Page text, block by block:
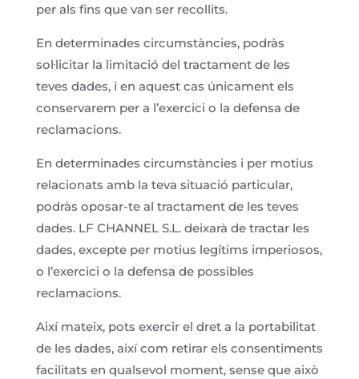
per als fins que van ser recollits.
En determinades circumstàncies, podràs
sol·licitar la limitació del tractament de les
teves dades, i en aquest cas únicament els
conservarem per a l’exercici o la defensa de
reclamacions.
En determinades circumstàncies i per motius
relacionats amb la teva situació particular,
podràs oposar-te al tractament de les teves
dades. LF CHANNEL S.L. deixarà de tractar les
dades, excepte per motius legítims imperiosos,
o l’exercici o la defensa de possibles
reclamacions.
Així mateix, pots exercir el dret a la portabilitat
de les dades, així com retirar els consentiments
facilitats en qualsevol moment, sense que això